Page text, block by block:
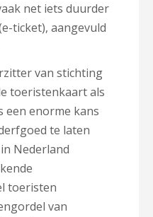
net iets duurder
ticket), aangevuld
van stichting
toeristenkaart als
een enorme kans
te laten
Nederland
toeristen
van